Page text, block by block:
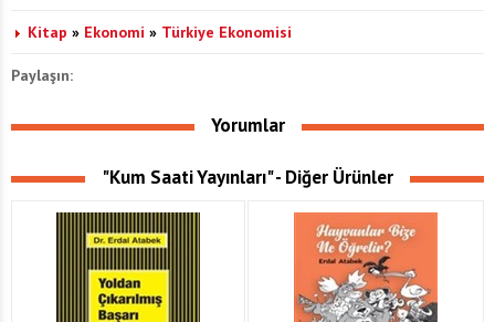
Kitap » Ekonomi » Türkiye Ekonomisi
Paylaşın:
Yorumlar
"Kum Saati Yayınları" - Diğer Ürünler